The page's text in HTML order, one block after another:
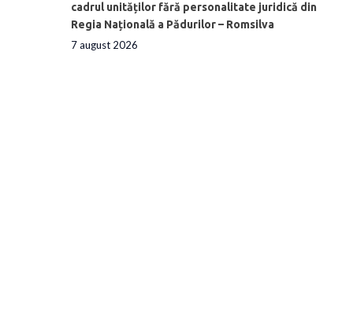
cadrul unităților fără personalitate juridică din
Regia Națională a Pădurilor – Romsilva
7 august 2026